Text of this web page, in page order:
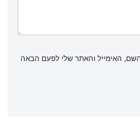
האימייל והאתר שלי לפעם הבאה